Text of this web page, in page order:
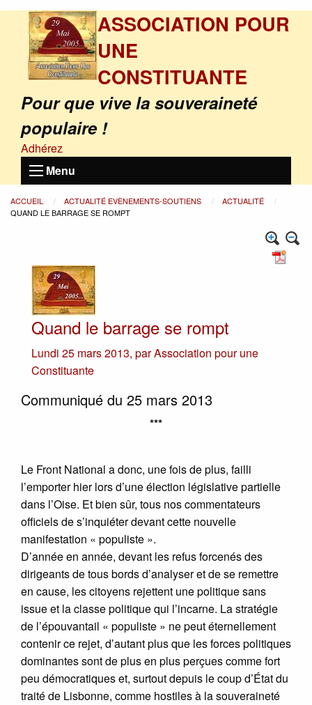
ASSOCIATION POUR
UNE
CONSTITUANTE
Pour que vive la souveraineté
populaire !
Adhérez
Menu
ACCUEIL ACTUALITÉ EVÈNEMENTS-SOUTIENS
ACTUALITÉ
QUAND LE BARRAGE SE ROMPT
Quand le barrage se rompt
Lundi 25 mars 2013, parAssociation pour une
Constituante
Communiqué du 25 mars 2013
***
Le Front National a donc, une fois de plus, failli
l’emporter hier lors d’une élection législative partielle
dans l’Oise. Et bien sûr, tous nos commentateurs
officiels de s’inquiéter devant cette nouvelle
manifestation « populiste ».
D’année en année, devant les refus forcenés des
dirigeants de tous bords d’analyser et de se remettre
en cause, les citoyens rejettent une politique sans
issue et la classe politique qui l’incarne. La stratégie
de l’épouvantail « populiste » ne peut éternellement
contenir ce rejet, d’autant plus que les forces politiques
dominantes sont de plus en plus perçues comme fort
peu démocratiques et, surtout depuis le coup d’État du
traité de Lisbonne, comme hostiles à la souveraineté